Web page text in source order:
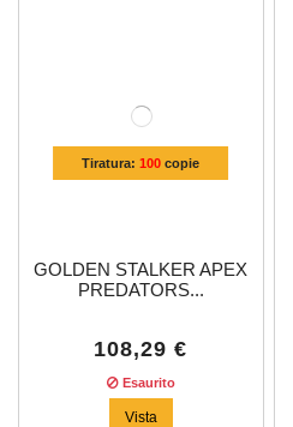
Tiratura:100 copie
GOLDEN STALKER APEX
PREDATORS...
108,29 €
Esaurito
Vista